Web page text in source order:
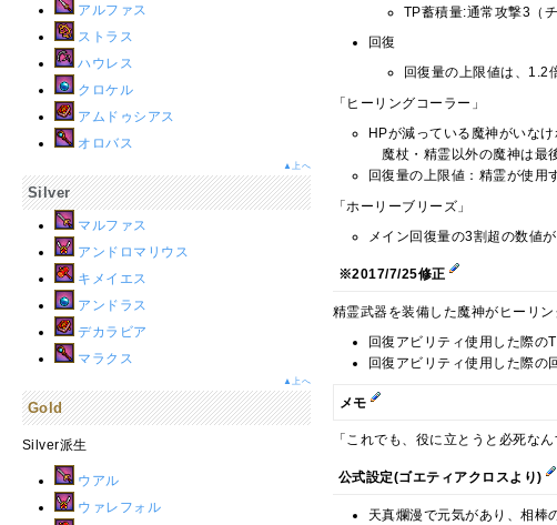
TP蓄積量:通常攻撃3（
回復
回復量の上限値は、1.2
「ヒーリングコーラー」
HPが減っている魔神がいな
魔杖・精霊以外の魔神は最
回復量の上限値：精霊が使用
「ホーリーブリーズ」
メイン回復量の3割超の数値
※2017/7/25修正
精霊武器を装備した魔神がヒーリ
回復アビリティ使用した際の
回復アビリティ使用した際の
メモ
「これでも、役に立とうと必死
公式設定(ゴエティアクロスより)
天真爛漫で元気があり、相棒
アルファス
ストラス
ハウレス
クロケル
アムドゥシアス
オロバス
▲上へ
Silver
マルファス
アンドロマリウス
キメイエス
アンドラス
デカラビア
マラクス
▲上へ
Gold
Silver派生
ウアル
ウァレフォル